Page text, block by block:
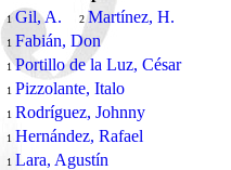
1 Gil, A. 2 Martínez, H.
1 Fabián, Don
1Portillo de la Luz, César
1 Pizzolante, Italo
1 Rodríguez, Johnny
1 Hernández, Rafael
1 Lara, Agustín